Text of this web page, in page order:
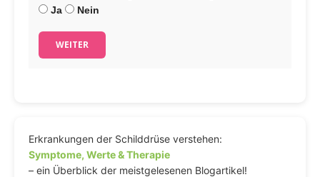
Ja
Nein
WEITER
Erkrankungen der Schilddrüse verstehen:
Symptome, Werte & Therapie
– ein Überblick der meistgelesenen Blogartikel!